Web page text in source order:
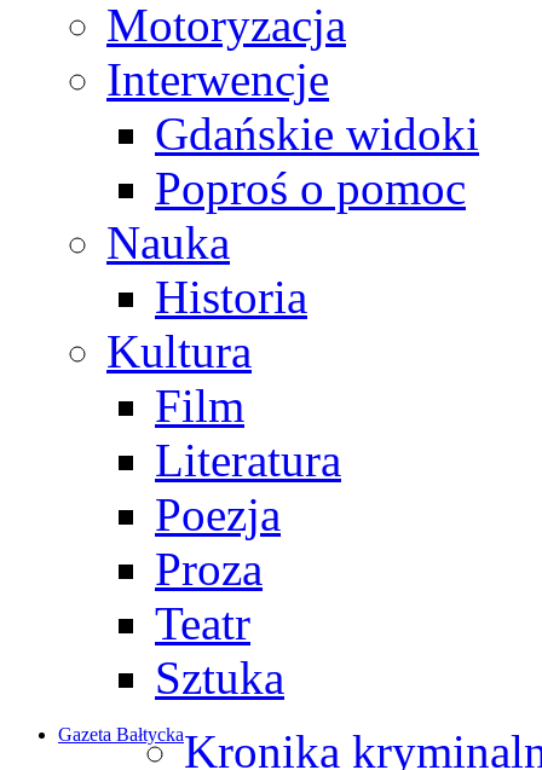
Motoryzacja
Interwencje
Gdańskie widoki
Poproś o pomoc
Nauka
Historia
Kultura
Film
Literatura
Poezja
Proza
Teatr
Sztuka
Gazeta BałtyckaKronika